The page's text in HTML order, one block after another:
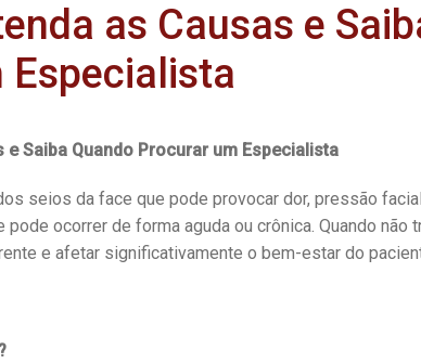
as Causas e
Especialista
e Saiba Quando Procurar um Especialista
seios da face que pode provocar dor, pressão
ocorrer de forma aguda ou crônica. Quando não
e afetar significativamente o bem-estar do